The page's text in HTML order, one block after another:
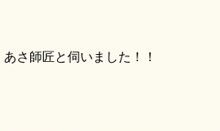
さ師匠と伺いました！！